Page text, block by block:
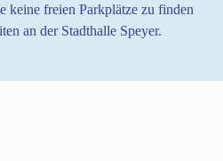
keine freien Parkplätze zu finden
an der Stadthalle Speyer.